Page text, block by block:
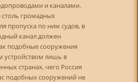
и каналами.
столь громадных
пропуска по ним судов, в
канал должен
подобные сооружения
устройством лишь в
странах, чего Россия
подобных сооружений не